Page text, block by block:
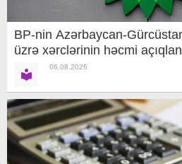
BP-nin Azərbaycan-
üzrə xərclərinin həcmi
06.08.2026